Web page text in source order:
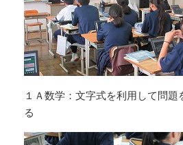
１Ａ数学：文字式を利用して問題
る